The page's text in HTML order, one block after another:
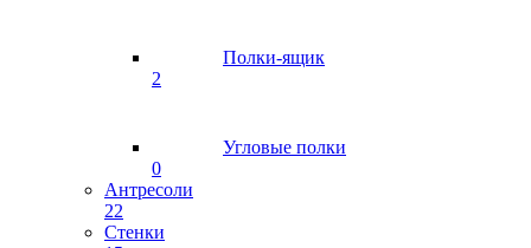
Полки-ящик
2
Угловые полки
0
Антресоли
22
Стенки